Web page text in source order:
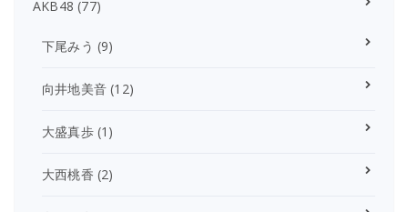
AKB48 (77)
下尾みう (9)
向井地美音 (12)
大盛真歩(1)
大西桃香 (2)